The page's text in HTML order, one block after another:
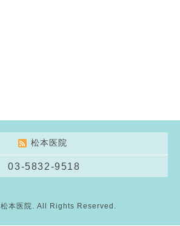
松本医院
03-5832-9518
松本医院. All Rights Reserved.